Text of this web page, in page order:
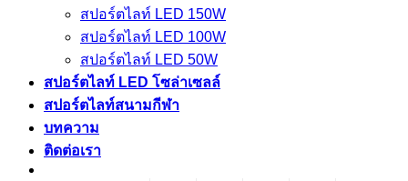
สปอร์ตไลท์ LED 150W
สปอร์ตไลท์ LED 100W
สปอร์ตไลท์ LED 50W
สปอร์ตไลท์ LED โซล่าเซลล์
สปอร์ตไลท์สนามกีฬา
บทความ
ติดต่อเรา